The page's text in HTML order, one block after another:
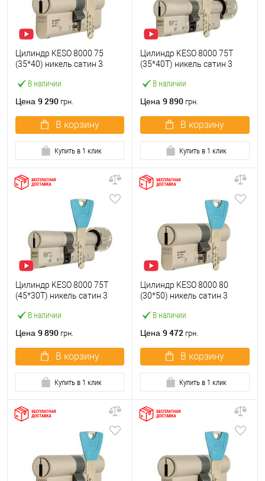
В наличии
Цилиндр KESO 8000 75
(35*40) никель сатин 3
Цена 9 290 грн.
В корзину
Купить в 1 клик
В наличии
Цилиндр KESO 8000 75T
(35*40T) никель сатин 3
Цена 9 890 грн.
В корзину
Купить в 1 клик
В наличии
Цилиндр KESO 8000 75T
(45*30T) никель сатин 3
Цена 9 890 грн.
В корзину
Купить в 1 клик
В наличии
Цилиндр KESO 8000 80
(30*50) никель сатин 3
Цена 9 472 грн.
В корзину
Купить в 1 клик